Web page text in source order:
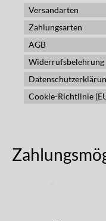
Versandarten
Zahlungsarten
AGB
Widerrufsbelehrung
Cookie-Richtlinie